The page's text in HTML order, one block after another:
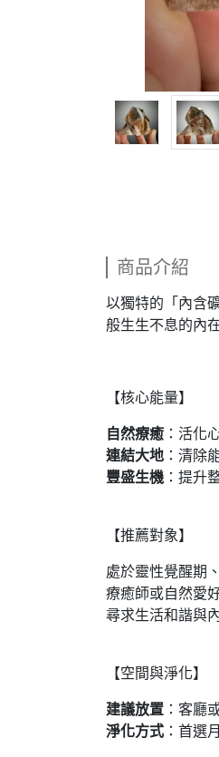
商品介紹
以獨特的「內含
般生生不息的內
【核心能量】
自然療癒 ：活化
連結大地 ：清除
豐盛生機 ：提升
【推薦對象】
處於靈性覺醒期
療癒師或自然愛
尋求生活和諧與
【空間與淨化】
建議放置 ：客廳
淨化方式 ：首選